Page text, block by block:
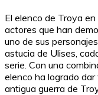
El elenco de Troya
actores que han
uno de sus
astucia de Ulises,
serie. Con una
elenco ha logrado
antigua guerra de